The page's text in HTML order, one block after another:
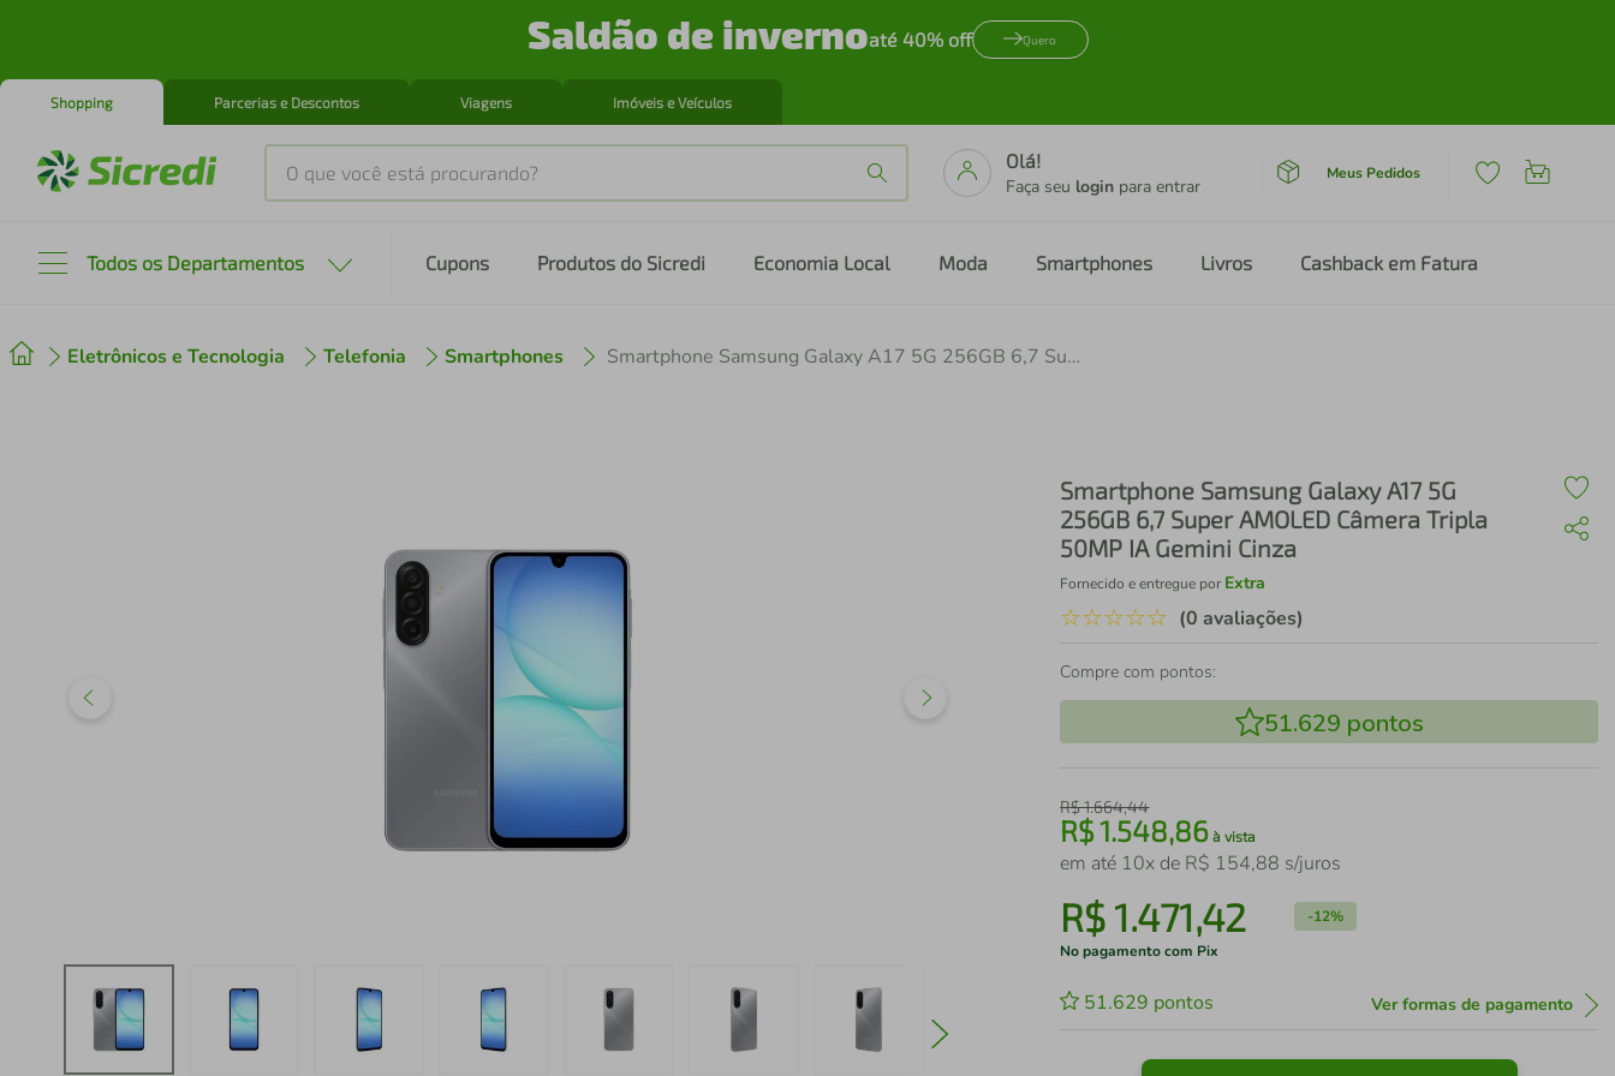
Saldão de invernoaté 40% off Quero
Shopping Parcerias e Descontos Viagens Imóveis e Veículos
O que você está procurando?
Olá!
Faça seu login para entrar
Meus Pedidos
Todos os Departamentos Cupons Produtos do Sicredi Economia Local Moda Smartphones Livros Cashback em Fatura
Eletrônicos e Tecnologia Telefonia Smartphones Smartphone Samsung Galaxy A17 5G 256GB 6,7 Super AMOLED Câmera Tripla 50MP IA Gemini Cinza
Smartphone Samsung Galaxy A17 5G
256GB 6,7 Super AMOLED Câmera Tripla
50MP IA Gemini Cinza
Fornecido e entregue por Extra
☆☆☆☆☆ (0 avaliações)
Compre com pontos:
51.629 pontos
R$1.664,44
R$1.548,86 à vista
em até 10x de R$ 154,88 s/juros
R$1.471,42 -12%
No pagamento com Pix
51.629 pontos Ver formas de pagamento
2º cafeteira